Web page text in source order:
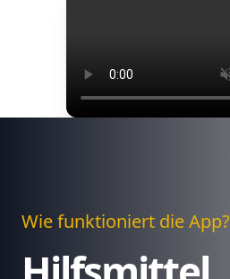
Wie funktioniert die App?